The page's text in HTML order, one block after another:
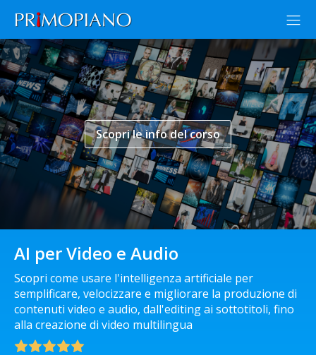
Scopri le info del corso
AI per Video e Audio
Scopri come usare l'intelligenza artificiale per
semplificare, velocizzare e migliorare la produzione di
contenuti video e audio, dall'editing ai sottotitoli, fino
alla creazione di video multilingua